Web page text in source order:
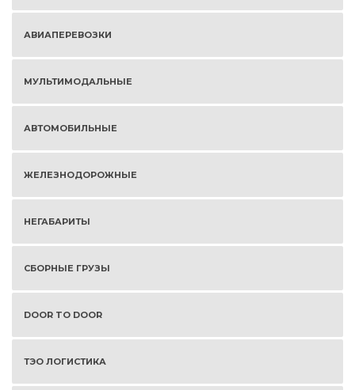
АВИАПЕРЕВОЗКИ
МУЛЬТИМОДАЛЬНЫЕ
АВТОМОБИЛЬНЫЕ
ЖЕЛЕЗНОДОРОЖНЫЕ
НЕГАБАРИТЫ
СБОРНЫЕ ГРУЗЫ
DOOR TO DOOR
ТЭО ЛОГИСТИКА